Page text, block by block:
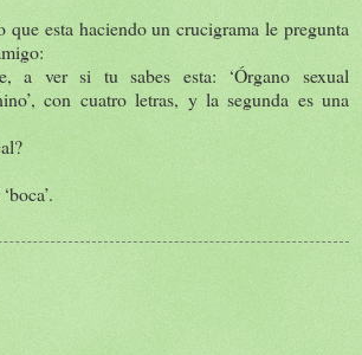
que esta haciendo un crucigrama le pregunta
a ver si tu sabes esta: ‘Órgano sexual
con cuatro letras, y la segunda es una